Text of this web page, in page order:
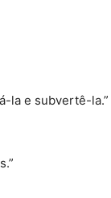
la e subvertê-la.”